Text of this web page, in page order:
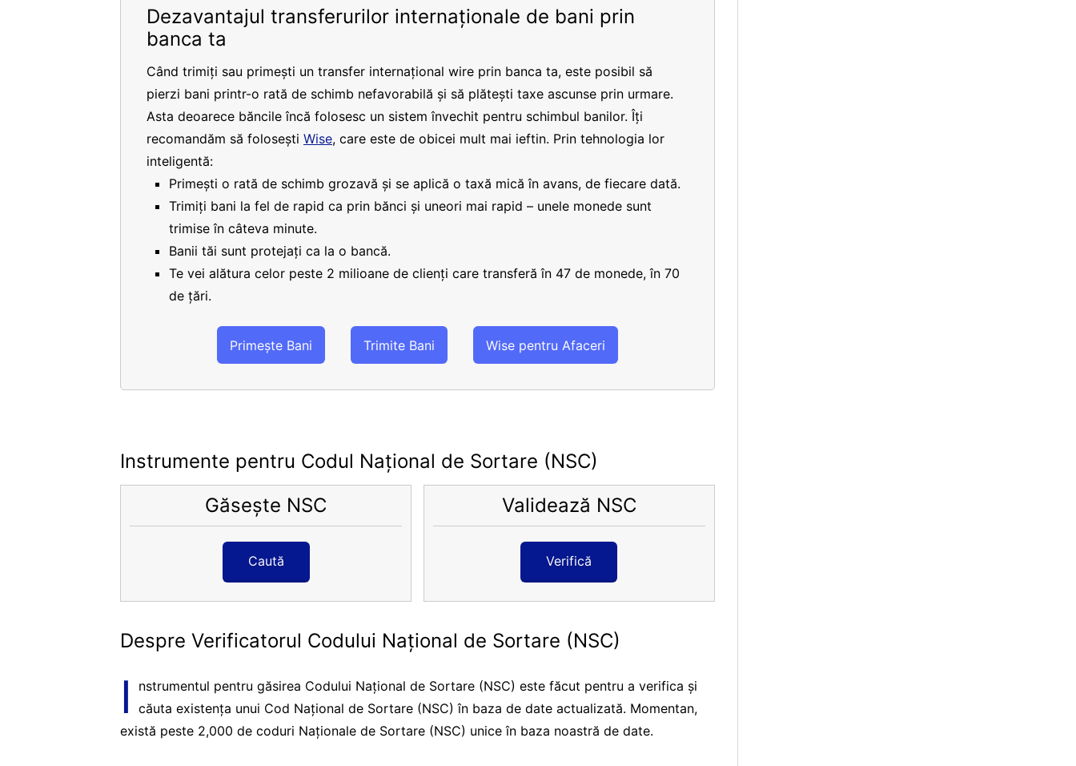
Dezavantajul transferurilor internaționale de bani prin
banca ta
Când trimiți sau primești un transfer internațional wire prin banca ta, este posibil să
pierzi bani printr-o rată de schimb nefavorabilă și să plătești taxe ascunse prin urmare.
Asta deoarece băncile încă folosesc un sistem învechit pentru schimbul banilor. Îți
recomandăm să folosești Wise, care este de obicei mult mai ieftin. Prin tehnologia lor
inteligentă:
Primești o rată de schimb grozavă și se aplică o taxă mică în avans, de fiecare dată.
Trimiți bani la fel de rapid ca prin bănci și uneori mai rapid – unele monede sunt
trimise în câteva minute.
Banii tăi sunt protejați ca la o bancă.
Te vei alătura celor peste 2 milioane de clienți care transferă în 47 de monede, în 70
de țări.
Primește Bani Trimite Bani Wise pentru Afaceri
Instrumente pentru Codul Național de Sortare (NSC)
Găsește NSC
Caută
Validează NSC
Verifică
Despre Verificatorul Codului Național de Sortare (NSC)
I
nstrumentul pentru găsirea Codului Național de Sortare (NSC) este făcut pentru a verifica și
căuta existența unui Cod Național de Sortare (NSC) în baza de date actualizată. Momentan,
există peste 2,000 de coduri Naționale de Sortare (NSC) unice în baza noastră de date.